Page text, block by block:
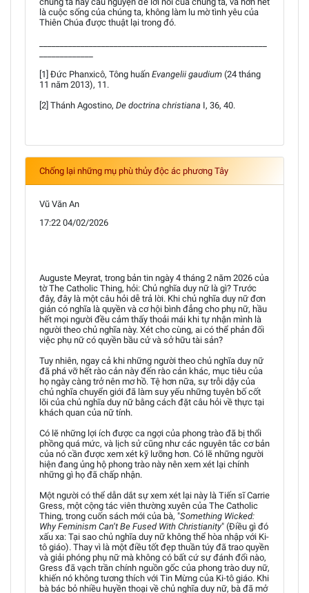
là cuộc sống của chúng ta, không làm lu mờ tình yêu của
Thiên Chúa được thuật lại trong đó.
[1] Đức Phanxicô, Tông huấn Evangelii gaudium (24 tháng
11 năm 2013), 11.
[2] Thánh Agostino, De doctrina christiana I, 36, 40.
Chống lại những mụ phù thủy độc ác phương Tây
Vũ Văn An
17:22 04/02/2026
Auguste Meyrat, trong bản tin ngày 4 tháng 2 năm 2026 của
tờ The Catholic Thing, hỏi: Chủ nghĩa duy nữ là gì? Trước
đây, đây là một câu hỏi dễ trả lời. Khi chủ nghĩa duy nữ đơn
giản có nghĩa là quyền và cơ hội bình đẳng cho phụ nữ, hầu
hết mọi người đều cảm thấy thoải mái khi tự nhận mình là
người theo chủ nghĩa này. Xét cho cùng, ai có thể phản đối
việc phụ nữ có quyền bầu cử và sở hữu tài sản?
Tuy nhiên, ngay cả khi những người theo chủ nghĩa duy nữ
đã phá vỡ hết rào cản này đến rào cản khác, mục tiêu của
họ ngày càng trở nên mơ hồ. Tệ hơn nữa, sự trỗi dậy của
chủ nghĩa chuyển giới đã làm suy yếu những tuyên bố cốt
lõi của chủ nghĩa duy nữ bằng cách đặt câu hỏi về thực tại
khách quan của nữ tính.
Có lẽ những lợi ích được ca ngợi của phong trào đã bị thổi
phồng quá mức, và lịch sử cũng như các nguyên tắc cơ bản
của nó cần được xem xét kỹ lưỡng hơn. Có lẽ những người
hiện đang ủng hộ phong trào này nên xem xét lại chính
những gì họ đã chấp nhận.
Một người có thể dẫn dắt sự xem xét lại này là Tiến sĩ Carrie
Gress, một cộng tác viên thường xuyên của The Catholic
Thing, trong cuốn sách mới của bà, "Something Wicked:
Why Feminism Can’t Be Fused With Christianity" (Điều gì đó
xấu xa: Tại sao chủ nghĩa duy nữ không thể hòa nhập với Ki-
tô giáo). Thay vì là một điều tốt đẹp thuần túy đã trao quyền
và giải phóng phụ nữ mà không có bất cứ sự đánh đổi nào,
Gress đã vạch trần chính nguồn gốc của phong trào duy nữ,
khiến nó không tương thích với Tin Mừng của Ki-tô giáo. Khi
bà bác bỏ nhiều huyền thoại về chủ nghĩa duy nữ, bà đã mở